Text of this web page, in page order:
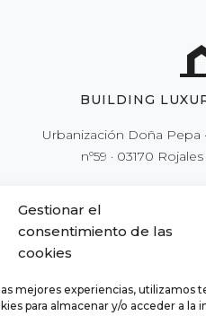
Gestionar el
consentimiento de las
cookies
mejores experiencias, utilizamos
para almacenar y/o acceder a la
BUILDING
Urbanización Doña Pepa
nº59 · 03170